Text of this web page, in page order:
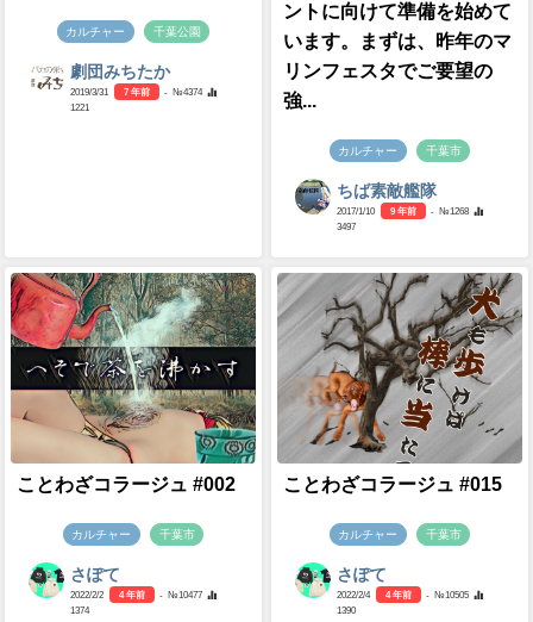
カルチャー 千葉公園
劇団みちたか
2019/3/31 7 年前
- №4374
1221
ントに向けて準備を始めて
います。まずは、昨年のマ
リンフェスタでご要望の
強...
カルチャー 千葉市
ちば素敵艦隊
2017/1/10 9 年前
- №1268
3497
ことわざコラージュ #002
カルチャー 千葉市
さぽて
2022/2/2 4 年前
- №10477
1374
ことわざコラージュ #015
カルチャー 千葉市
さぽて
2022/2/4 4 年前
- №10505
1390